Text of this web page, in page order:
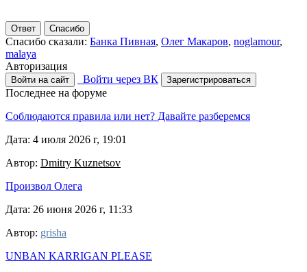
Ответ Спасибо
Спасибо сказали: Банка Пивная, Олег Макаров, noglamour,
malaya
Авторизация
Войти на сайт Войти через ВК Зарегистрироваться
Последнее на форуме
Соблюдаются правила или нет? Давайте разберемся
Дата: 4 июля 2026 г, 19:01
Автор: Dmitry Kuznetsov
Произвол Олега
Дата: 26 июня 2026 г, 11:33
Автор: grisha
UNBAN KARRIGAN PLEASE